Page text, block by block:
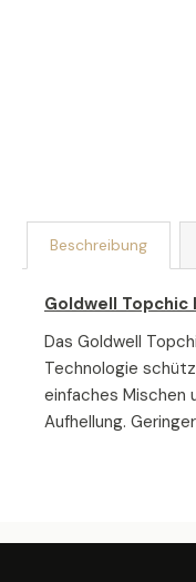
Beschreibung
Goldwell
Das Goldwell
Technologie
einfaches Mischen
Aufhellung.
F